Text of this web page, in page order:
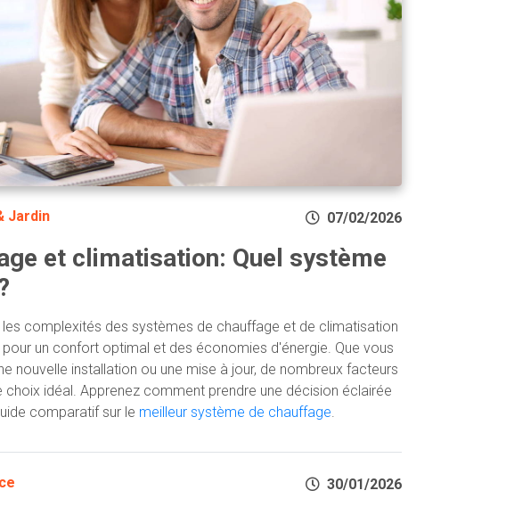
Jardin 07/02/2026
et climatisation: Quel système
les complexités des systèmes de chauffage et de climatisation
un confort optimal et des économies d'énergie. Que vous
nouvelle installation ou une mise à jour, de nombreux facteurs
choix idéal. Apprenez comment prendre une décision éclairée
comparatif sur le meilleur système de chauffage.
30/01/2026